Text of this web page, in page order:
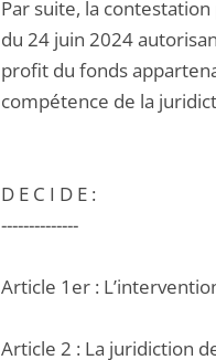
Par suite, la
du 24 juin 2024
profit du fonds
compétence de la
D E C I D E :
--------------
Article 1er :
Article 2 : La juridiction